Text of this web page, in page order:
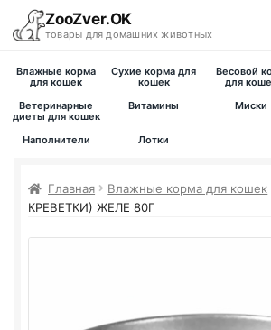
ZooZver.OK
товары для домашних животных
На главную
Влажные корма
для кошек
Сухие корма для
кошек
Весовой
для
Ветеринарные
диеты для кошек
Витамины Миски
Наполнители
Лотки
Главная Влажные корма для кошек
КРЕВЕТКИ) ЖЕЛЕ 80Г